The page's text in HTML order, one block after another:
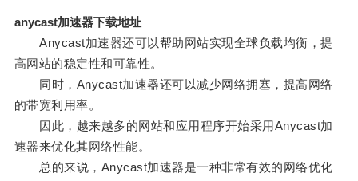
anycast加速器下载地址
Anycast加速器还可以帮助网站实现全球负载均衡，提
高网站的稳定性和可靠性。
同时，Anycast加速器还可以减少网络拥塞，提高网络
的带宽利用率。
因此，越来越多的网站和应用程序开始采用Anycast加
速器来优化其网络性能。
总的来说，Anycast加速器是一种非常有效的网络优化